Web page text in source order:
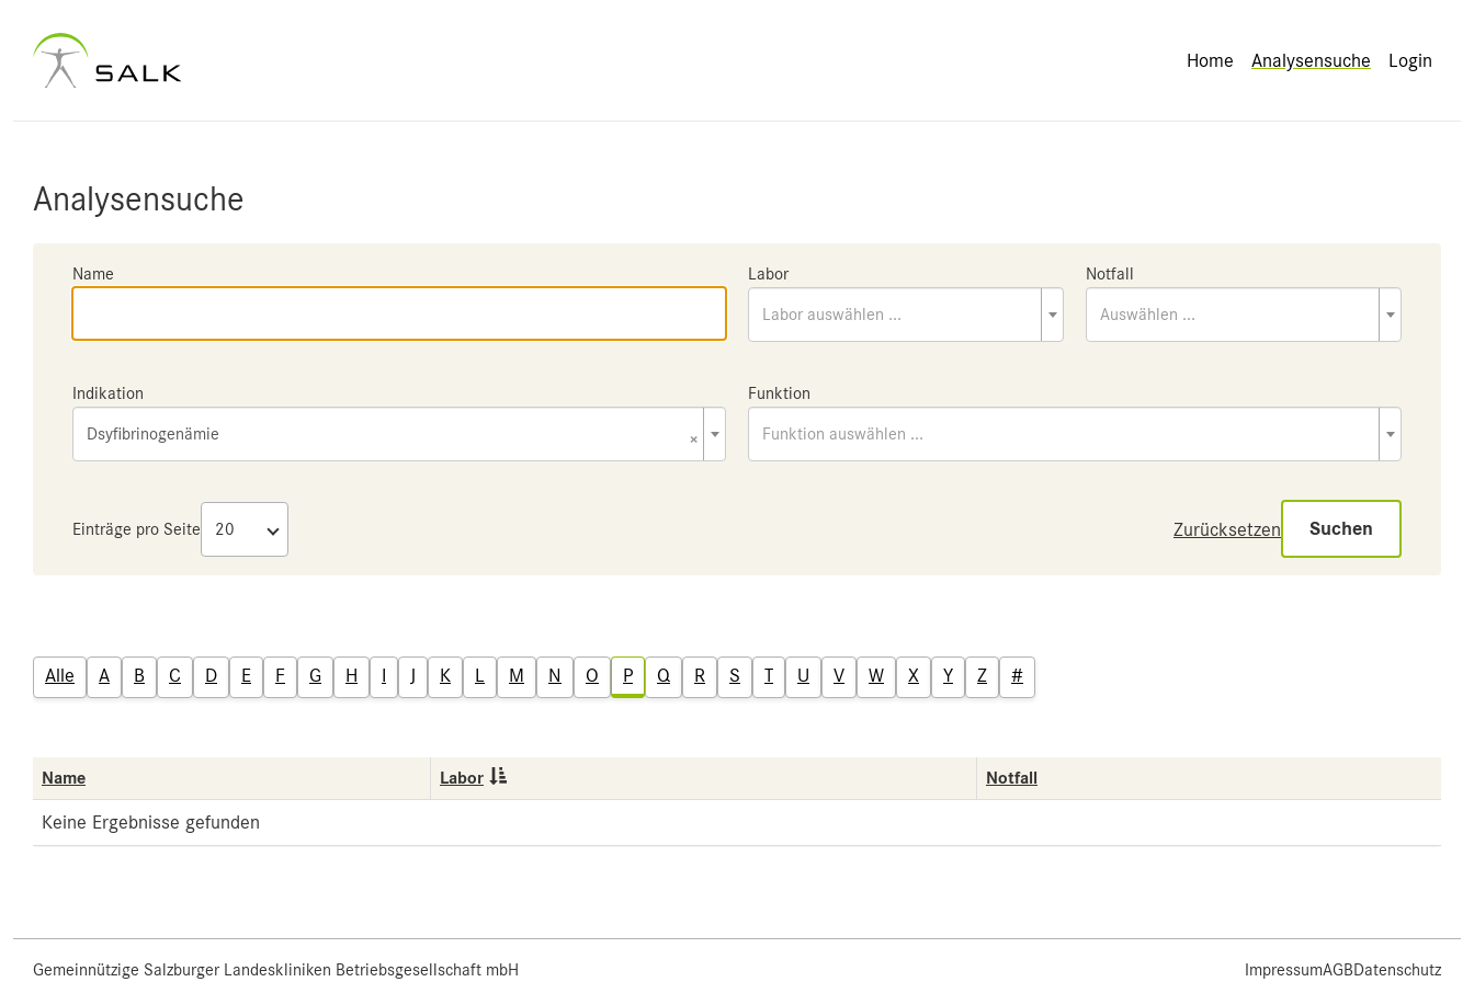
Home Analysensuche Login
Analysensuche
Name Labor
Labor auswählen ...
Notfall
Auswählen ...
Indikation
×
Dsyfibrinogenämie
Funktion
Funktion auswählen ...
Einträge pro Seite Zurücksetzen Suchen
Alle A B C D E F G H I J K L M N O P Q R S T U V W X Y Z #
Name Labor Notfall
Keine Ergebnisse gefunden
Gemeinnützige Salzburger Landeskliniken Betriebsgesellschaft mbH ImpressumAGBDatenschutz